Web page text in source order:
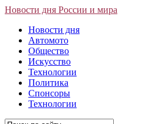
Новости дня России и мира
Новости дня
Автомото
Общество
Искусство
Технологии
Политика
Спонсоры
Технологии